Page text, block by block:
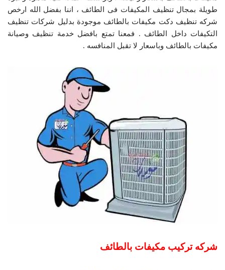
طويلة بمجال تنظيف المكيفات فى الطائف ، اننا بفضل الله ارخص
شركه تنظيف دكت مكيفات بالطائف موجودة بدليل شركات تنظيف
التكيفات داخل الطائف . فمعنا تمتع بافضل خدمة تنظيف وصيانة
مكيفات بالطائف وباسعار لا تقبل المنافسه .
شركه تركيب مكيفات بالطائف